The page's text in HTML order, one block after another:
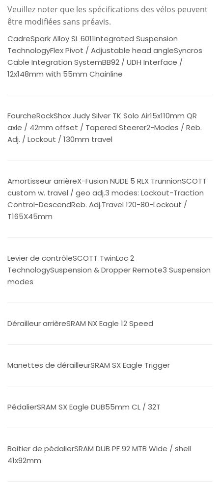
Veuillez noter que les spécifications des vélos peuvent
être modifiées sans préavis.
CadreSpark Alloy SL 6011Integrated Suspension
TechnologyFlex Pivot / Adjustable head angleSyncros
Cable Integration SystemBB92 / UDH Interface /
12x148mm with 55mm Chainline
FourcheRockShox Judy Silver TK Solo Air15x110mm QR
axle / 42mm offset / Tapered Steerer2-Modes / Reb.
Adj. / Lockout / 130mm travel
Amortisseur arrièreX-Fusion NUDE 5 RLX TrunnionSCOTT
custom w. travel / geo adj.3 modes: Lockout-Traction
Control-DescendReb. Adj.Travel 120-80-Lockout /
T165X45mm
Levier de contrôleSCOTT TwinLoc 2
TechnologySuspension & Dropper Remote3 Suspension
modes
Dérailleur arrièreSRAM NX Eagle 12 Speed
Manettes de dérailleurSRAM SX Eagle Trigger
PédalierSRAM SX Eagle DUB55mm CL / 32T
Boitier de pédalierSRAM DUB PF 92 MTB Wide / shell
41x92mm